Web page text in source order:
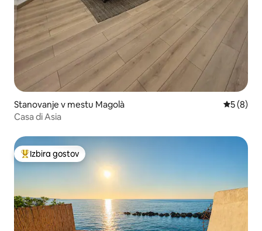
Stanovanje v mestu Magolà
5 (8)
Casa di Asia
Najbolj priljubljena prenočišča z značko »Izbira gostov«
Izbira gostov